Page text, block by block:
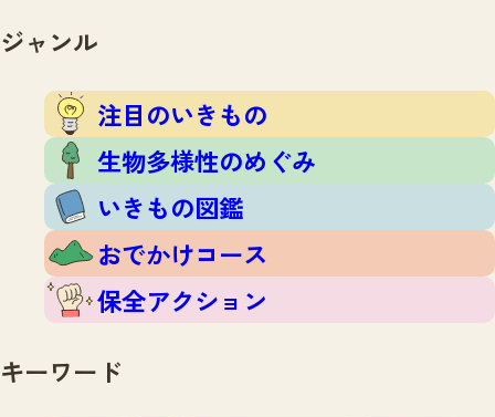
注目のいきもの
生物多様性のめぐみ
いきもの図鑑
おでかけコース
保全アクション
イベント
いきもの調査隊
調査レポート
調査レポートTOP
調査結果
ふくおかいきものマップ
マッチング
マッチングTOP
掲載申し込みフォーム
お問合せ
ジャンル
注目のいきもの
生物多様性のめぐみ
いきもの図鑑
おでかけコース
保全アクション
キーワード